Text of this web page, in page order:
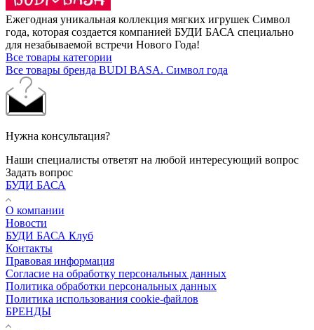
Ежегодная уникальная коллекция мягких игрушек Символ
года, которая создается компанией БУДИ БАСА специально
для незабываемой встречи Нового Года!
Все товары категории
Все товары бренда BUDI BASA. Символ года
Нужна консультация?
Наши специалисты ответят на любой интересующий вопрос
Задать вопрос
БУДИ БАСА
О компании
Новости
БУДИ БАСА Клуб
Контакты
Правовая информация
Согласие на обработку персональных данных
Политика обработки персональных данных
Политика использования cookie-файлов
БРЕНДЫ